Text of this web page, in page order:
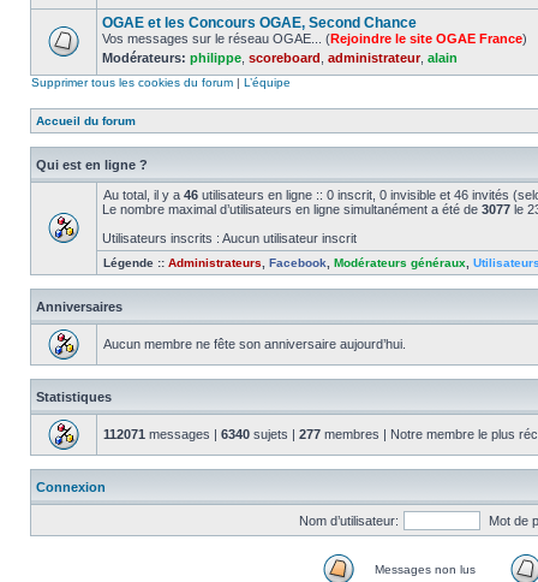
OGAE et les Concours OGAE, Second Chance
Vos messages sur le réseau OGAE... (Rejoindre le site OGAE France)
Modérateurs: philippe scoreboard administrateur, alain
Supprimer tous les cookies du forum | L’équipe
Accueil du forum
Qui est en ligne ?
Au total, il y a 46 utilisateurs en ligne :: 0 inscrit, 0 invisible et 46 invités
Le nombre maximal d’utilisateurs en ligne simultanément a été de 3077 le
Utilisateurs inscrits : Aucun utilisateur inscrit
Légende :: Administrateurs Facebook Modérateurs généraux
Anniversaires
Aucun membre ne fête son anniversaire aujourd’hui.
Statistiques
112071 messages | 6340 sujets | 277 membres | Notre membre le plus
Connexion
Nom d’utilisateur: Mot de
Messages non lus